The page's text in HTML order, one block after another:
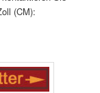
(CM):